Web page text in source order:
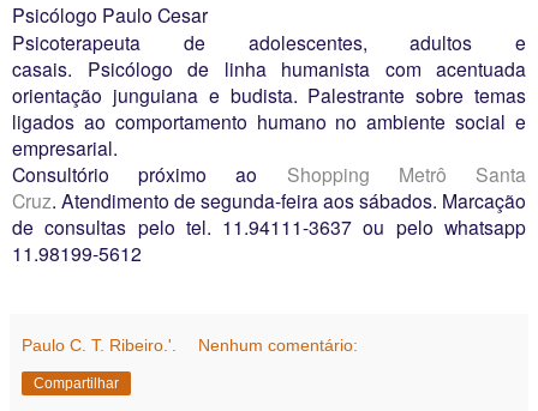
Psicólogo Paulo Cesar
Psicoterapeuta de adolescentes, adultos e
casais. Psicólogo de linha humanista com acentuada
orientação junguiana e budista. Palestrante sobre temas
ligados ao comportamento humano no ambiente social e
empresarial.
Consultório próximo ao Shopping Metrô Santa
Cruz. Atendimento de segunda-feira aos sábados. Marcação
de consultas pelo tel. 11.94111-3637 ou pelo whatsapp
11.98199-5612
Paulo C. T. Ribeiro.'. Nenhum comentário:
Compartilhar